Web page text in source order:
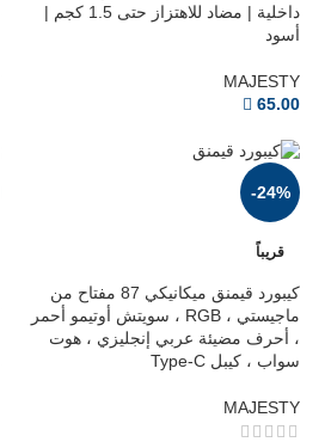
داخلية | مضاد للاهتزاز حتى 1.5 كجم |
أسود
MAJESTY
65.00
-24%
قريباً
كيبورد قيمنق ميكانيكي 87 مفتاح من
ماجيستي ، RGB ، سويتش أوتيمو أحمر
، أحرف مضيئة عربي إنجليزي ، هوت
سواب ، كيبل Type-C
MAJESTY